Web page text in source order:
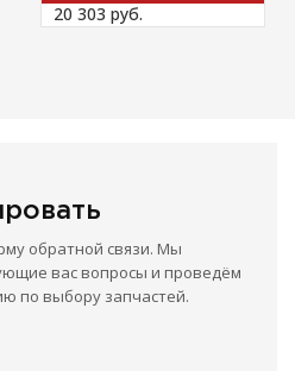
20 303 руб.
обратной связи. Мы
вас вопросы и проведём
по выбору запчастей.